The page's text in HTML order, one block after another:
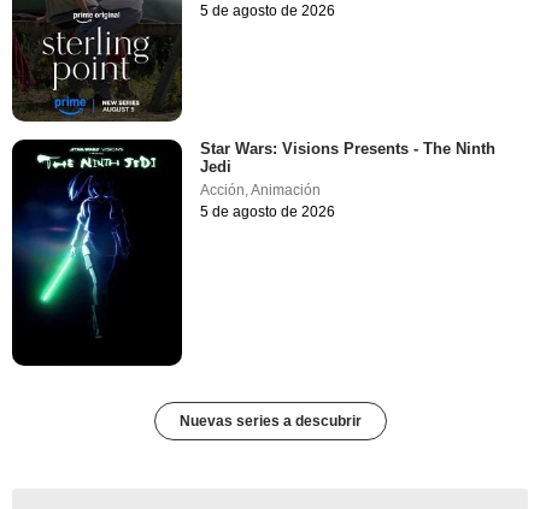
5 de agosto de 2026
Star Wars: Visions Presents - The Ninth
Jedi
Acción,Animación
5 de agosto de 2026
Nuevas series a descubrir